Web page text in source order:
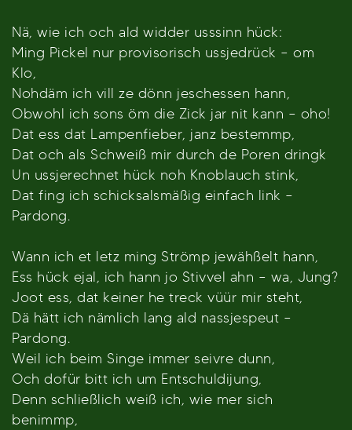
Nä, wie ich och ald widder usssinn hück:
Ming Pickel nur provisorisch ussjedrück – om
Klo,
Nohdäm ich vill ze dönn jeschessen hann,
Obwohl ich sons öm die Zick jar nit kann – oho!
Dat ess dat Lampenfieber, janz bestemmp,
Dat och als Schweiß mir durch de Poren dringk
Un ussjerechnet hück noh Knoblauch stink,
Dat fing ich schicksalsmäßig einfach link –
Pardong.
Wann ich et letz ming Strömp jewähßelt hann,
Ess hück ejal, ich hann jo Stivvel ahn – wa, Jung?
Joot ess, dat keiner he treck vüür mir steht,
Dä hätt ich nämlich lang ald nassjespeut –
Pardong.
Weil ich beim Singe immer seivre dunn,
Och dofür bitt ich um Entschuldijung,
Denn schließlich weiß ich, wie mer sich
benimmp,